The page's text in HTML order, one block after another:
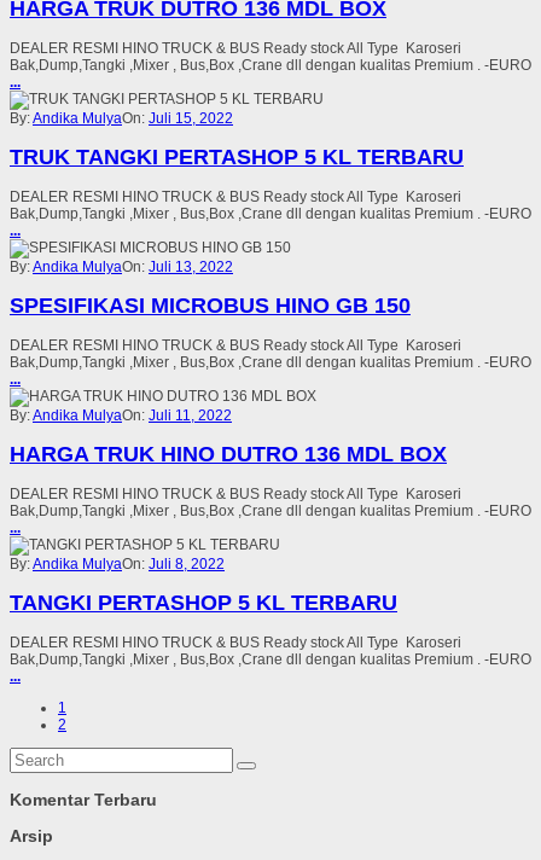
HARGA TRUK DUTRO 136 MDL BOX
DEALER RESMI HINO TRUCK & BUS Ready stock All Type Karoseri
Bak,Dump,Tangki ,Mixer , Bus,Box ,Crane dll dengan kualitas Premium . -EURO
...
By:Andika MulyaOn: Juli 15, 2022
TRUK TANGKI PERTASHOP 5 KL TERBARU
DEALER RESMI HINO TRUCK & BUS Ready stock All Type Karoseri
Bak,Dump,Tangki ,Mixer , Bus,Box ,Crane dll dengan kualitas Premium . -EURO
...
By:Andika MulyaOn: Juli 13, 2022
SPESIFIKASI MICROBUS HINO GB 150
DEALER RESMI HINO TRUCK & BUS Ready stock All Type Karoseri
Bak,Dump,Tangki ,Mixer , Bus,Box ,Crane dll dengan kualitas Premium . -EURO
...
By:Andika MulyaOn: Juli 11, 2022
HARGA TRUK HINO DUTRO 136 MDL BOX
DEALER RESMI HINO TRUCK & BUS Ready stock All Type Karoseri
Bak,Dump,Tangki ,Mixer , Bus,Box ,Crane dll dengan kualitas Premium . -EURO
...
By:Andika MulyaOn: Juli 8, 2022
TANGKI PERTASHOP 5 KL TERBARU
DEALER RESMI HINO TRUCK & BUS Ready stock All Type Karoseri
Bak,Dump,Tangki ,Mixer , Bus,Box ,Crane dll dengan kualitas Premium . -EURO
...
1
2
Komentar Terbaru
Arsip